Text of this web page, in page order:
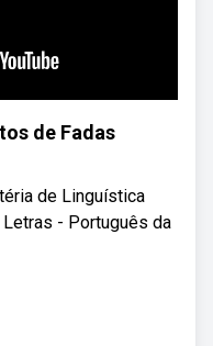
de Fadas
de Linguística
- Português da